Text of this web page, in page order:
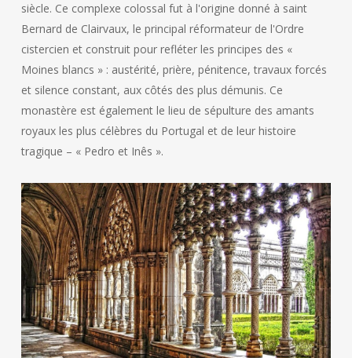
siècle. Ce complexe colossal fut à l'origine donné à saint
Bernard de Clairvaux, le principal réformateur de l'Ordre
cistercien et construit pour refléter les principes des «
Moines blancs » : austérité, prière, pénitence, travaux forcés
et silence constant, aux côtés des plus démunis. Ce
monastère est également le lieu de sépulture des amants
royaux les plus célèbres du Portugal et de leur histoire
tragique – « Pedro et Inês ».